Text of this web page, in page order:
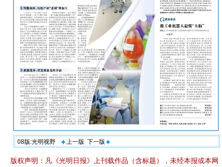
08版:光明视野 上一版 下一版
版权声明：凡《光明日报》上刊载作品（含标题），未经本报或本网